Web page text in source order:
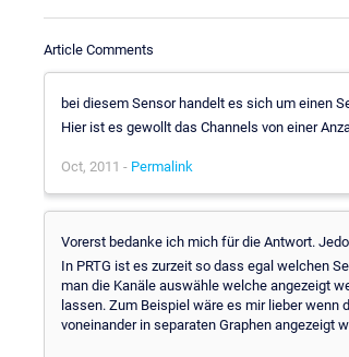
Article Comments
bei diesem Sensor handelt es sich um einen
Hier ist es gewollt das Channels von einer
Oct, 2011 - Permalink
Vorerst bedanke ich mich für die Antwort.
In PRTG ist es zurzeit so dass egal welchen
man die Kanäle auswähle welche angezeigt
lassen. Zum Beispiel wäre es mir lieber wenn
voneinander in separaten Graphen angezeigt